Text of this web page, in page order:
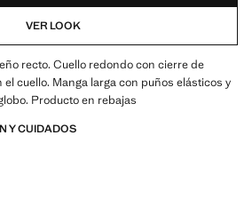
VER LOOK
recto. Cuello redondo con cierre de
cuello. Manga larga con puños elásticos y
Producto en rebajas
Y CUIDADOS